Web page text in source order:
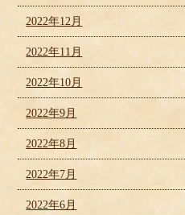
2022年12月
2022年11月
2022年10月
2022年9月
2022年8月
2022年7月
2022年6月